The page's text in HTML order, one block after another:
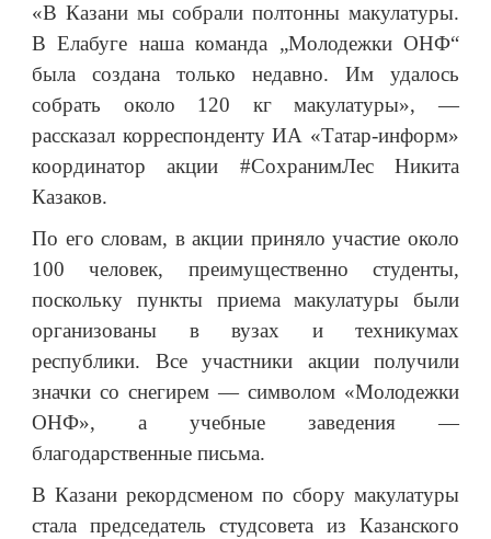
«В Казани мы собрали полтонны макулатуры.
В Елабуге наша команда „Молодежки ОНФ“
была создана только недавно. Им удалось
собрать около 120 кг макулатуры», —
рассказал корреспонденту ИА «Татар-информ»
координатор акции #СохранимЛес Никита
Казаков.
По его словам, в акции приняло участие около
100 человек, преимущественно студенты,
поскольку пункты приема макулатуры были
организованы в вузах и техникумах
республики. Все участники акции получили
значки со снегирем — символом «Молодежки
ОНФ», а учебные заведения —
благодарственные письма.
В Казани рекордсменом по сбору макулатуры
стала председатель студсовета из Казанского